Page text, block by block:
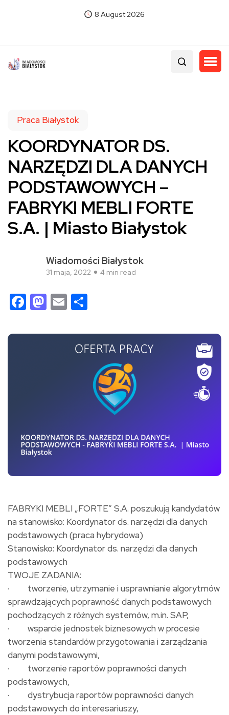
8 August 2026
Praca Białystok
KOORDYNATOR DS.
NARZĘDZI DLA DANYCH
PODSTAWOWYCH –
FABRYKI MEBLI FORTE
S.A. | Miasto Białystok
Wiadomości Białystok
31 maja, 2022 4 min read
Facebook
Mastodon
Email
FABRYKI MEBLI „FORTE” S.A. poszukują kandydatów
na stanowisko: Koordynator ds. narzędzi dla danych
podstawowych (praca hybrydowa)​
Stanowisko: Koordynator ds. narzędzi dla danych
podstawowych
TWOJE ZADANIA:
· tworzenie, utrzymanie i usprawnianie algorytmów
sprawdzających poprawność danych podstawowych
pochodzących z różnych systemów, m.in. SAP,
· wsparcie jednostek biznesowych w procesie
tworzenia standardów przygotowania i zarządzania
danymi podstawowymi,
· tworzenie raportów poprawności danych
podstawowych,
· dystrybucja raportów poprawności danych
podstawowych do interesariuszy,